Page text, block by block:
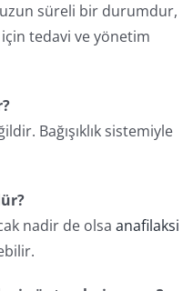
süreli bir durumdur,
tedavi ve yönetim
Bağışıklık sistemiyle
nadir de olsa anafilaksi